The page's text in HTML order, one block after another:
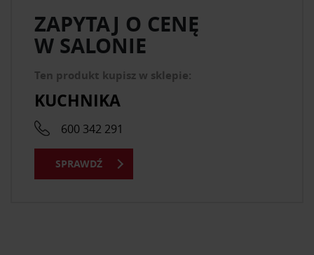
ZAPYTAJ O CENĘ
W SALONIE
Ten produkt kupisz w sklepie:
KUCHNIKA
600 342 291
SPRAWDŹ